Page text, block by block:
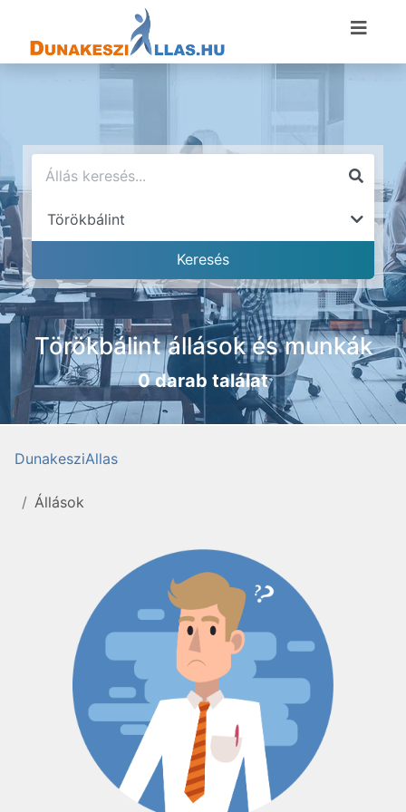
Törökbálint állások és munkák
0 darab találat
DunakesziAllas
Állások